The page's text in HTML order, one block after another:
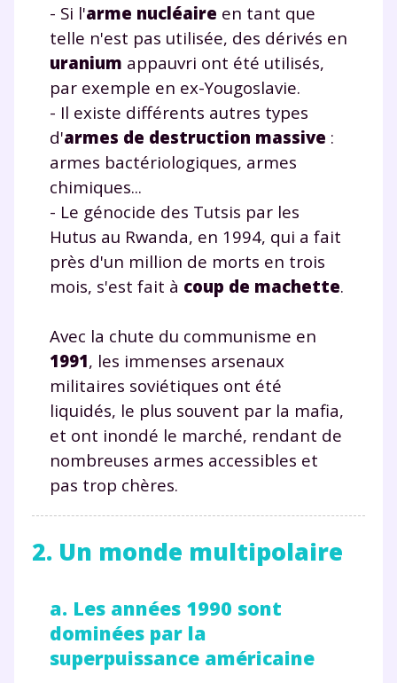
- Si l'arme nucléaire en tant que
telle n'est pas utilisée, des dérivés en
uranium appauvri ont été utilisés,
par exemple en ex-Yougoslavie.
- Il existe différents autres types
d'armes de destruction massive :
armes bactériologiques, armes
chimiques...
- Le génocide des Tutsis par les
Hutus au Rwanda, en 1994, qui a fait
près d'un million de morts en trois
mois, s'est fait à coup de machette.
Avec la chute du communisme en
1991, les immenses arsenaux
militaires soviétiques ont été
liquidés, le plus souvent par la mafia,
et ont inondé le marché, rendant de
nombreuses armes accessibles et
pas trop chères.
2. Un monde multipolaire
a. Les années 1990 sont
dominées par la
superpuissance américaine